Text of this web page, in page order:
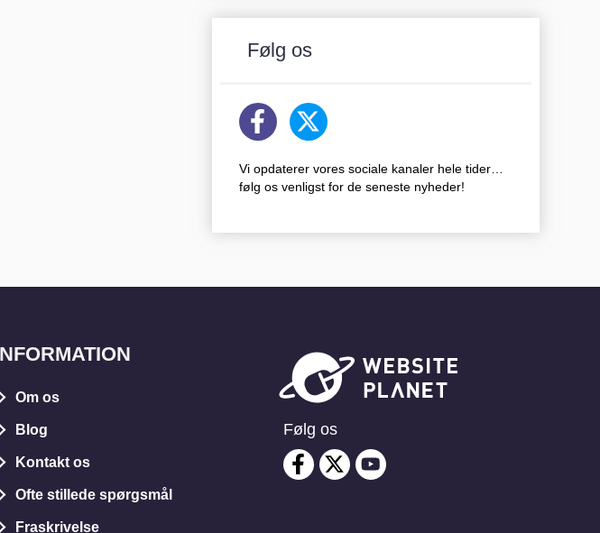
Følg os
Vi opdaterer vores sociale kanaler hele tider…
følg os venligst for de seneste nyheder!
Om os
Blog
Kontakt os
Ofte stillede spørgsmål
Fraskrivelse
Følg os